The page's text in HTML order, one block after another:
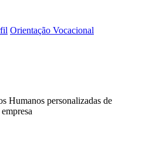
Orientação Vocacional
Humanos personalizadas de